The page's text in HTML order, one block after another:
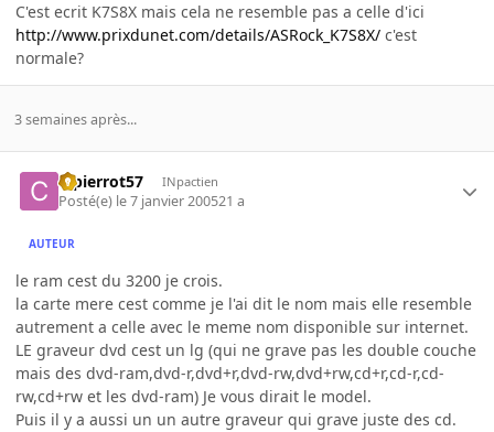
C'est ecrit K7S8X mais cela ne resemble pas a celle d'ici
http://www.prixdunet.com/details/ASRock_K7S8X/ c'est
normale?
3 semaines après...
ctpierrot57 INpactien
Posté(e) le 7 janvier 200521 a
AUTEUR
le ram cest du 3200 je crois.
la carte mere cest comme je l'ai dit le nom mais elle resemble
autrement a celle avec le meme nom disponible sur internet.
LE graveur dvd cest un lg (qui ne grave pas les double couche
mais des dvd-ram,dvd-r,dvd+r,dvd-rw,dvd+rw,cd+r,cd-r,cd-
rw,cd+rw et les dvd-ram) Je vous dirait le model.
Puis il y a aussi un un autre graveur qui grave juste des cd.